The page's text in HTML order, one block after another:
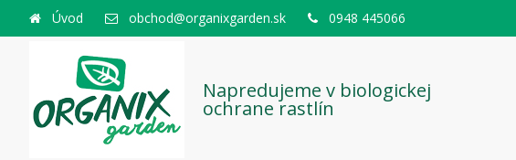
Napredujeme v biologickej
ochrane rastlín
Úvod obchod@organixgarden.sk 0948 445066